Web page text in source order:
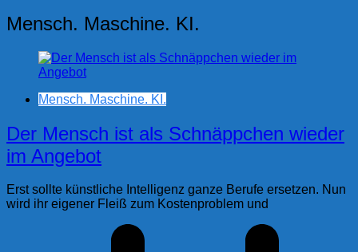
Mensch. Maschine. KI.
Mensch. Maschine. KI.
Der Mensch ist als Schnäppchen wieder
im Angebot
Erst sollte künstliche Intelligenz ganze Berufe ersetzen. Nun
wird ihr eigener Fleiß zum Kostenproblem und